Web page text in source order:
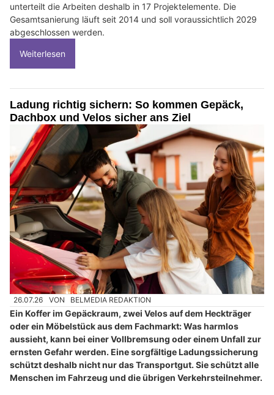
unterteilt die Arbeiten deshalb in 17 Projektelemente. Die
Gesamtsanierung läuft seit 2014 und soll voraussichtlich 2029
abgeschlossen werden.
Weiterlesen
Ladung richtig sichern: So kommen Gepäck,
Dachbox und Velos sicher ans Ziel
26.07.26 VON BELMEDIA REDAKTION
Ein Koffer im Gepäckraum, zwei Velos auf dem Heckträger
oder ein Möbelstück aus dem Fachmarkt: Was harmlos
aussieht, kann bei einer Vollbremsung oder einem Unfall zur
ernsten Gefahr werden. Eine sorgfältige Ladungssicherung
schützt deshalb nicht nur das Transportgut. Sie schützt alle
Menschen im Fahrzeug und die übrigen Verkehrsteilnehmer.